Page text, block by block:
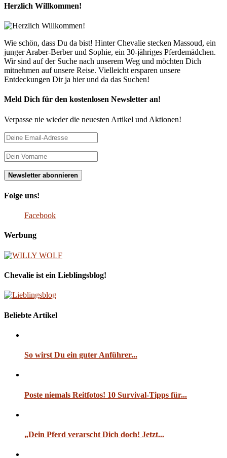
Herzlich Willkommen!
Wie schön, dass Du da bist! Hinter Chevalie stecken Massoud, ein
junger Araber-Berber und Sophie, ein 30-jähriges Pferdemädchen.
Wir sind auf der Suche nach unserem Weg und möchten Dich
mitnehmen auf unsere Reise. Vielleicht ersparen unsere
Entdeckungen Dir ja hier und da das Suchen!
Meld Dich für den kostenlosen Newsletter an!
Verpasse nie wieder die neuesten Artikel und Aktionen!
Folge uns!
Facebook
Werbung
Chevalie ist ein Lieblingsblog!
Beliebte Artikel
So wirst Du ein guter Anführer...
Poste niemals Reitfotos! 10 Survival-Tipps für...
„Dein Pferd verarscht Dich doch! Jetzt...